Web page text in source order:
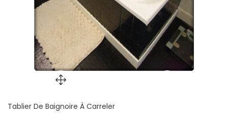
Tablier De Baignoire À Carreler